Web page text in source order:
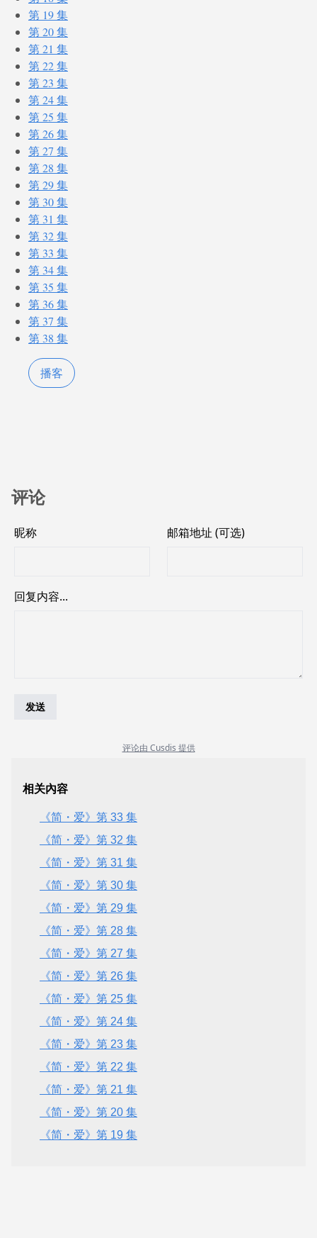
第 19 集
第 20 集
第 21 集
第 22 集
第 23 集
第 24 集
第 25 集
第 26 集
第 27 集
第 28 集
第 29 集
第 30 集
第 31 集
第 32 集
第 33 集
第 34 集
第 35 集
第 36 集
第 37 集
第 38 集
播客
评论
相关內容
《简・爱》第 33 集
《简・爱》第 32 集
《简・爱》第 31 集
《简・爱》第 30 集
《简・爱》第 29 集
《简・爱》第 28 集
《简・爱》第 27 集
《简・爱》第 26 集
《简・爱》第 25 集
《简・爱》第 24 集
《简・爱》第 23 集
《简・爱》第 22 集
《简・爱》第 21 集
《简・爱》第 20 集
《简・爱》第 19 集